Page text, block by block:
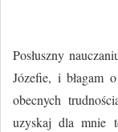
Posłuszny
Józefie, i błagam
obecnych
uzyskaj dla mnie